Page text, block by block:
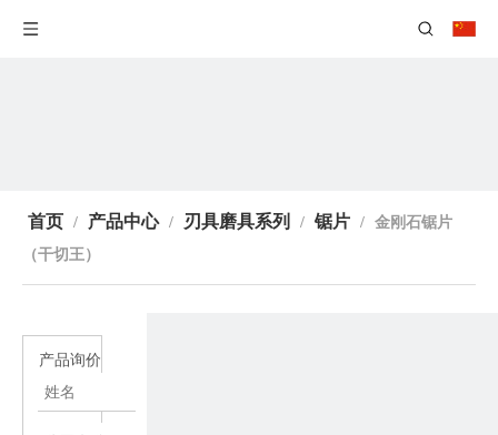
首页 / 产品中心 / 刃具磨具系列 / 锯片 / 金刚石锯片
（干切王）
产品询价